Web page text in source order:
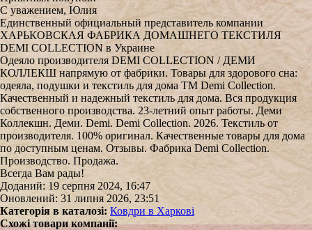
С уважением, Юлия
Единственный официальный представитель компании
ХАРЬКОВСКАЯ ФАБРИКА ДОМАШНЕГО ТЕКСТИЛЯ
DEMI COLLECTION в Украине
Одеяло производителя DEMI COLLECTION / ДЕМИ
КОЛЛЕКШ напрямую от фабрики. Товары для здорового сна:
одеяла, подушки и текстиль для дома TM Demi Collection.
Качественный и надежный текстиль для дома. Вся продукция
собственного производства. 23-летний опыт работы. Деми
Коллекшн. Деми. Demi. Demi Collection. 2026. Текстиль от
производителя. 100% оригинал. Качественные товары для дома
по доступным ценам. Отзывы. Фабрика Demi Collection.
Производство. Продажа.
Всегда Вам рады!
Доданий: 19 серпня 2024, 16:47
Оновлений: 31 липня 2026, 23:51
Категорія в каталозі: Ковдри в Харкові
Схожі товари компанії: